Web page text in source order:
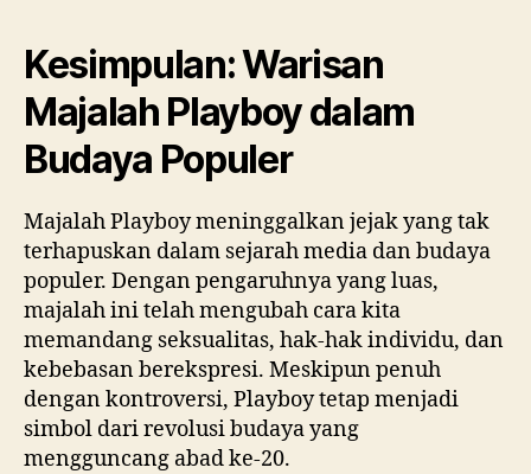
Kesimpulan: Warisan
Majalah Playboy dalam
Budaya Populer
Majalah Playboy meninggalkan jejak yang tak
terhapuskan dalam sejarah media dan budaya
populer. Dengan pengaruhnya yang luas,
majalah ini telah mengubah cara kita
memandang seksualitas, hak-hak individu, dan
kebebasan berekspresi. Meskipun penuh
dengan kontroversi, Playboy tetap menjadi
simbol dari revolusi budaya yang
mengguncang abad ke-20.